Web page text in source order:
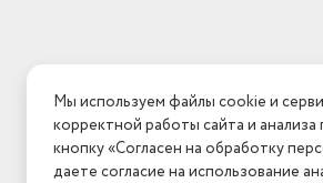
Мы используем файлы cookie и
корректной работы сайта и
кнопку «Согласен на обработку
даете согласие на использование